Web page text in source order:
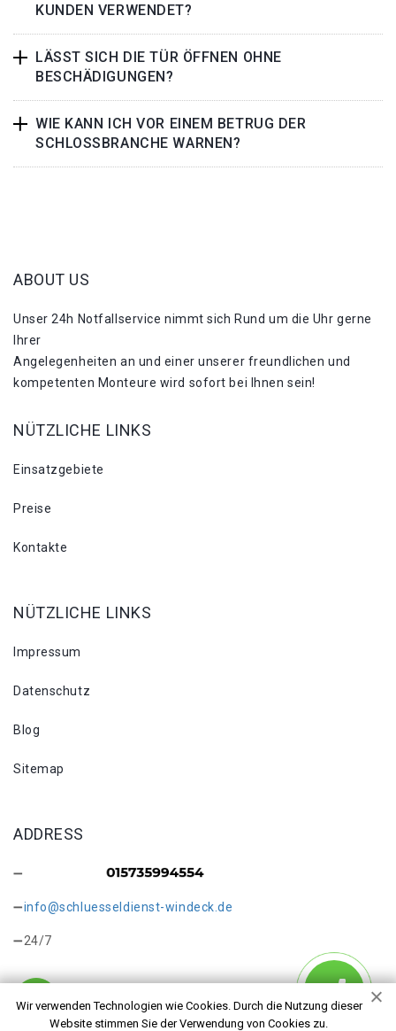
KUNDEN VERWENDET?
LÄSST SICH DIE TÜR ÖFFNEN OHNE
BESCHÄDIGUNGEN?
WIE KANN ICH VOR EINEM BETRUG DER
SCHLOSSBRANCHE WARNEN?
Wir verwenden Technologien wie Cookies. Durch die Nutzung dieser
Website stimmen Sie der Verwendung von Cookies zu.
ABOUT US
Unser 24h Notfallservice nimmt sich Rund um die Uhr gerne
Ihrer
Angelegenheiten an und einer unserer freundlichen und
kompetenten Monteure wird sofort bei Ihnen sein!
NÜTZLICHE LINKS
Einsatzgebiete
Preise
Kontakte
NÜTZLICHE LINKS
Impressum
Datenschutz
Blog
Sitemap
ADDRESS
info@schluesseldienst-windeck.de
24/7